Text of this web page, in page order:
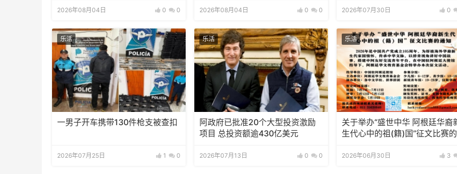
2026年08月04日 0 0 2026年08月04日 0 0 2026年07月30日 0
乐活
一男子开车携带130件枪支被查扣
2026年07月25日 1 0
乐活
阿政府已批准20个大型投资激励
项目 总投资额逾430亿美元
2026年07月13日 0 0
乐活
关于举办“盛世中华 阿根廷华裔
生代心中的祖(籍)国”征文比赛
2026年06月30日 3